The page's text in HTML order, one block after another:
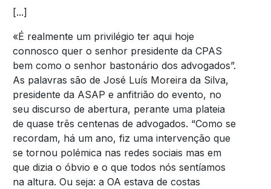
[...]
«É realmente um privilégio ter aqui hoje
connosco quer o senhor presidente da CPAS
bem como o senhor bastonário dos advogados”.
As palavras são de José Luís Moreira da Silva,
presidente da ASAP e anfitrião do evento, no
seu discurso de abertura, perante uma plateia
de quase três centenas de advogados. “Como se
recordam, há um ano, fiz uma intervenção que
se tornou polémica nas redes sociais mas em
que dizia o óbvio e o que todos nós sentíamos
na altura. Ou seja: a OA estava de costas